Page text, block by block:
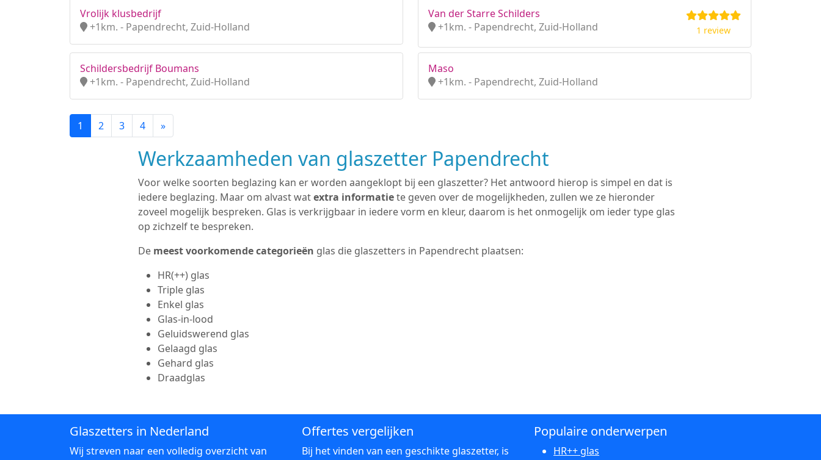
Vrolijk klusbedrijf
+1km. - Papendrecht, Zuid-Holland
Van der Starre Schilders
+1km. - Papendrecht, Zuid-Holland
1 review
Schildersbedrijf Boumans
+1km. - Papendrecht, Zuid-Holland
Maso
+1km. - Papendrecht, Zuid-Holland
1 2 3 4 »
Werkzaamheden van glaszetter Papendrecht
Voor welke soorten beglazing kan er worden aangeklopt bij een glaszetter? Het antwoord hierop is simpel en dat is
iedere beglazing. Maar om alvast watextra informatiete geven over de mogelijkheden, zullen we ze hieronder
zoveel mogelijk bespreken. Glas is verkrijgbaar in iedere vorm en kleur, daarom is het onmogelijk om ieder type glas
op zichzelf te bespreken.
De meest voorkomende categorieën glas die glaszetters in Papendrecht plaatsen:
HR(++) glas
Triple glas
Enkel glas
Glas-in-lood
Geluidswerend glas
Gelaagd glas
Gehard glas
Draadglas
Glaszetters in Nederland
Wij streven naar een volledig overzicht van
Offertes vergelijken
Bij het vinden van een geschikte glaszetter, is
Populaire onderwerpen
HR++ glas